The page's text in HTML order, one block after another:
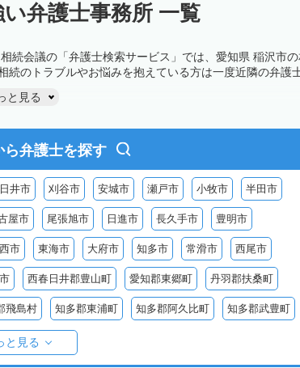
弁護士事務所 一覧
続会議の「弁護士検索サービス」では、愛知県 稲沢市
続のトラブルやお悩みを抱えている方は一度近隣の弁護
と見る
ら弁護士を探す
井市 刈谷市 安城市 瀬戸市 小牧市 半田市
屋市 尾張旭市 日進市 長久手市 豊明市
市 東海市 大府市 知多市 常滑市 西尾市
西春日井郡豊山町 愛知郡東郷町 丹羽郡扶桑町
飛島村 知多郡東浦町 知多郡阿久比町 知多郡武豊町
楽郡設楽町
と見る